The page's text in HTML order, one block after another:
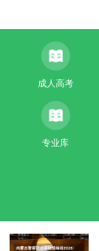
成人高考
专业库